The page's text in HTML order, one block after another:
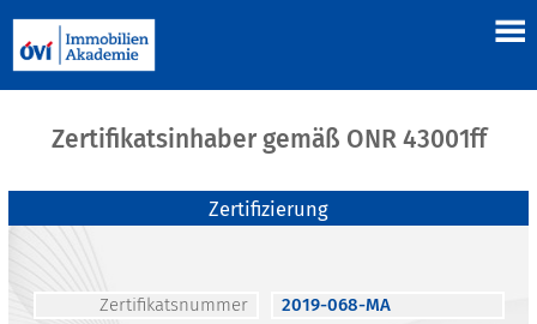
Zertifikatsinhaber gemäß ONR 43001ff
Zertifizierung
Zertifikatsnummer
2019-068-MA